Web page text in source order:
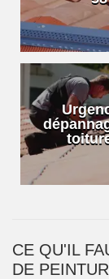
CE QU'IL
DE